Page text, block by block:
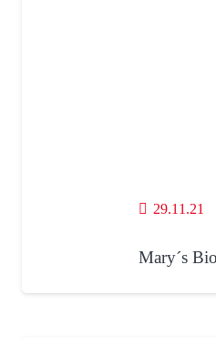
29.11.21
Mary´s